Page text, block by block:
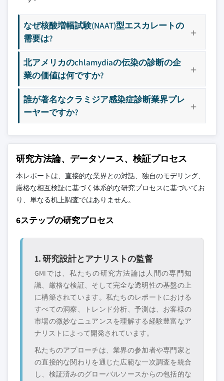
8.4.1 中国
8.4.3 インド
8.4.4 オーストラリア
8.4.5 韓国
8.4.6 アジア太平洋その他地域
8.5 ラテンアメリカ
8.5.1 ブラジル
8.5.3 アルゼンチン
8.5.4 ラテンアメリカその他地域
8.6 中東・アフリカ
8.6.1 南アフリカ
8.6.2 サウジアラビア
8.6.3 アラブ首長国連邦
主要な競合他社が見当たりませんか？
このレポートに掲載されている企業は厳選さ
れたものであり、競合全体を網羅するもので
はありません。
当社の市場収益計算は、個別にプロファイル
されていないメーカー、販売業者、専門業者
を含む全地域の全プレイヤーを考慮したボト
ムアップ手法を採用しています。プロファイ
焦点を当てており、市場規模の範囲を定義す
るものではありません。
競合環境には以下も含まれる可能性があります
グローバルトップ
層に属さない地
域・国内限定のリ
市場アクセスを支
配する販売代理店
やチャネルパート
プ、または隣接業
界からの参入者
たニッチプレイヤ
無料カスタマイズ - レポート価値の最大
20%
特定のデータが必要ですか？カスタマイ
ズをリクエストして、正確な要件に合わ
せた洞察を入手してください。
カスタマイズを依頼する →
なぜ核酸増幅試験(NAAT)型エスカレートの
需要は?
北アメリカのchlamydiaの伝染の診断の企
業の価値は何ですか?
誰が著名なクラミジア感染症診断業界プレ
ーヤーですか?
研究方法論、データソース、検証プロセス
本レポートは、直接的な業界との対話、独自のモデリング、
厳格な相互検証に基づく体系的な研究プロセスに基づいてお
り、単なる机上調査ではありません。
6ステップの研究プロセス
1. 研究設計とアナリストの監督
GMIでは、私たちの研究方法論は人間の専門知
識、厳格な検証、そして完全な透明性の基盤の上
に構築されています。私たちのレポートにおける
すべての洞察、トレンド分析、予測は、お客様の
市場の微妙なニュアンスを理解する経験豊富なア
ナリストによって開発されています。
私たちのアプローチは、業界の参加者や専門家と
の直接的な関わりを通じた広範な一次調査を統合
し、検証済みのグローバルソースからの包括的な